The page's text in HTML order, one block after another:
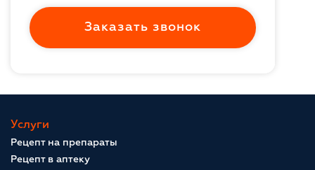
Заказать звонок
Услуги
Рецепт на препараты
Рецепт в аптеку